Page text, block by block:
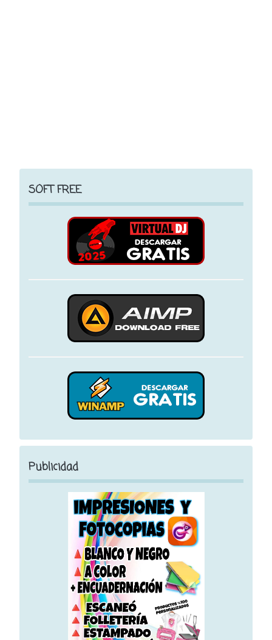
SOFT FREE
Publicidad